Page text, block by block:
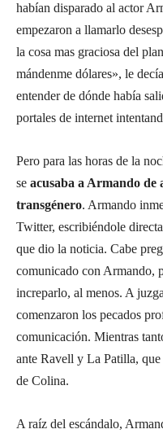
habían disparado al actor
empezaron a llamarlo
la cosa mas graciosa del
mándenme dólares», le
entender de dónde había
portales de internet
Pero para las horas de la
se acusaba a Armando de
transgénero. Armando
Twitter, escribiéndole
que dio la noticia. Cabe
comunicado con Armando,
increparlo, al menos. A
comenzaron los pecados
comunicación. Mientras
ante Ravell y La Patilla, que
de Colina.
A raíz del escándalo,